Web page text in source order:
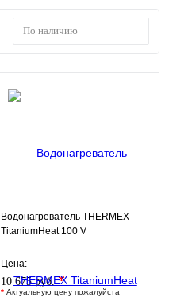
По наличию
Водонагреватель THERMEX
TitaniumHeat 100 V
Цена:
10 675 руб.*
* Актуальную цену пожалуйста